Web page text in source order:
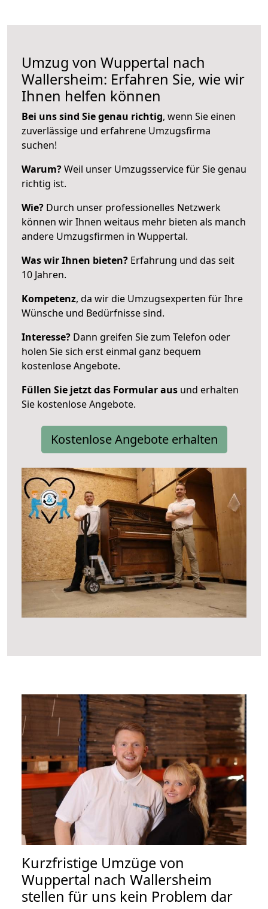
Umzug von Wuppertal nach
Wallersheim: Erfahren Sie, wie wir
Ihnen helfen können
Bei uns sind Sie genau richtig, wenn Sie einen
zuverlässige und erfahrene Umzugsfirma
suchen!
Warum?Weil unser Umzugsservice für Sie genau
richtig ist.
Wie? Durch unser professionelles Netzwerk
können wir Ihnen weitaus mehr bieten als manch
andere Umzugsfirmen in Wuppertal.
Was wir Ihnen bieten? Erfahrung und das seit
10 Jahren.
Kompetenz, da wir die Umzugsexperten für Ihre
Wünsche und Bedürfnisse sind.
Interesse? Dann greifen Sie zum Telefon oder
holen Sie sich erst einmal ganz bequem
kostenlose Angebote.
Füllen Sie jetzt das Formular aus und erhalten
Sie kostenlose Angebote.
Kostenlose Angebote erhalten
Kurzfristige Umzüge von
Wuppertal nach Wallersheim
stellen für uns kein Problem dar